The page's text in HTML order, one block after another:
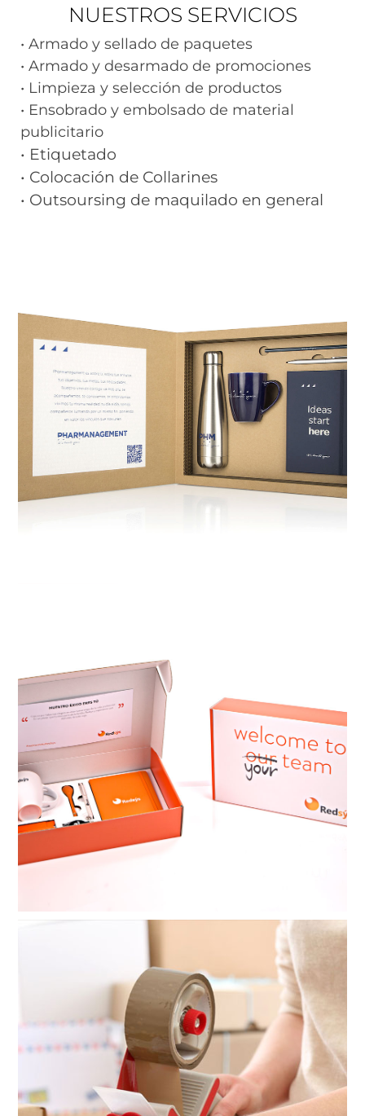
NUESTROS SERVICIOS
• Armado y sellado de paquetes
• Armado y desarmado de promociones
• Limpieza y selección de productos
• Ensobrado y embolsado de material
publicitario
• Etiquetado
• Colocación de Collarines
• Outsoursing de maquilado en general